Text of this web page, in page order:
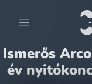
Ismerős
év